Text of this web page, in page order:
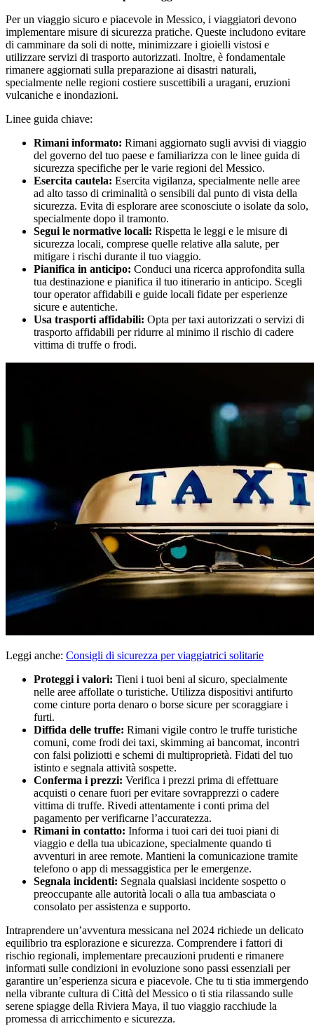
Per un viaggio sicuro e piacevole in Messico, i viaggiatori devono
implementare misure di sicurezza pratiche. Queste includono evitare
di camminare da soli di notte, minimizzare i gioielli vistosi e
utilizzare servizi di trasporto autorizzati. Inoltre, è fondamentale
rimanere aggiornati sulla preparazione ai disastri naturali,
specialmente nelle regioni costiere suscettibili a uragani, eruzioni
vulcaniche e inondazioni.
Linee guida chiave:
Rimani informato: Rimani aggiornato sugli avvisi di viaggio
del governo del tuo paese e familiarizza con le linee guida di
sicurezza specifiche per le varie regioni del Messico.
Esercita cautela: Esercita vigilanza, specialmente nelle aree
ad alto tasso di criminalità o sensibili dal punto di vista della
sicurezza. Evita di esplorare aree sconosciute o isolate da solo,
specialmente dopo il tramonto.
Segui le normative locali: Rispetta le leggi e le misure di
sicurezza locali, comprese quelle relative alla salute, per
mitigare i rischi durante il tuo viaggio.
Pianifica in anticipo: Conduci una ricerca approfondita sulla
tua destinazione e pianifica il tuo itinerario in anticipo. Scegli
tour operator affidabili e guide locali fidate per esperienze
sicure e autentiche.
Usa trasporti affidabili: Opta per taxi autorizzati o servizi di
trasporto affidabili per ridurre al minimo il rischio di cadere
vittima di truffe o frodi.
Leggi anche: Consigli di sicurezza per viaggiatrici solitarie
Proteggi i valori: Tieni i tuoi beni al sicuro, specialmente
nelle aree affollate o turistiche. Utilizza dispositivi antifurto
come cinture porta denaro o borse sicure per scoraggiare i
furti.
Diffida delle truffe: Rimani vigile contro le truffe turistiche
comuni, come frodi dei taxi, skimming ai bancomat, incontri
con falsi poliziotti e schemi di multiproprietà. Fidati del tuo
istinto e segnala attività sospette.
Conferma i prezzi: Verifica i prezzi prima di effettuare
acquisti o cenare fuori per evitare sovrapprezzi o cadere
vittima di truffe. Rivedi attentamente i conti prima del
pagamento per verificarne l’accuratezza.
Rimani in contatto: Informa i tuoi cari dei tuoi piani di
viaggio e della tua ubicazione, specialmente quando ti
avventuri in aree remote. Mantieni la comunicazione tramite
telefono o app di messaggistica per le emergenze.
Segnala incidenti: Segnala qualsiasi incidente sospetto o
preoccupante alle autorità locali o alla tua ambasciata o
consolato per assistenza e supporto.
Intraprendere un’avventura messicana nel 2024 richiede un delicato
equilibrio tra esplorazione e sicurezza. Comprendere i fattori di
rischio regionali, implementare precauzioni prudenti e rimanere
informati sulle condizioni in evoluzione sono passi essenziali per
garantire un’esperienza sicura e piacevole. Che tu ti stia immergendo
nella vibrante cultura di Città del Messico o ti stia rilassando sulle
serene spiagge della Riviera Maya, il tuo viaggio racchiude la
promessa di arricchimento e sicurezza.